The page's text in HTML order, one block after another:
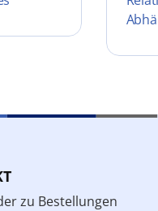
zu Bestellungen